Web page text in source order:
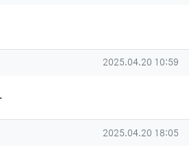
작성일
2025.04.20 10:59
글 작성일
2025.04.20 18:05